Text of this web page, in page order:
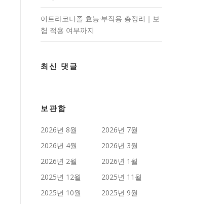
이트라코나졸 효능·부작용 총정리｜보
험 적용 여부까지
최신 댓글
보관함
2026년 8월
2026년 7월
2026년 4월
2026년 3월
2026년 2월
2026년 1월
2025년 12월
2025년 11월
2025년 10월
2025년 9월